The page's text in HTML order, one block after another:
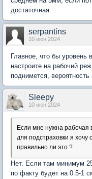
достаточная
serpantins
10 июн 2024
Главное, что бы уровень
настроите на рабочий
поднимется,
Sleepy
10 июн 2024
Если мне нужна рабочая
для подстраховки я хочу
правильно ли это ?
Нет. Если там минимум
по факту будет на 0.5-1